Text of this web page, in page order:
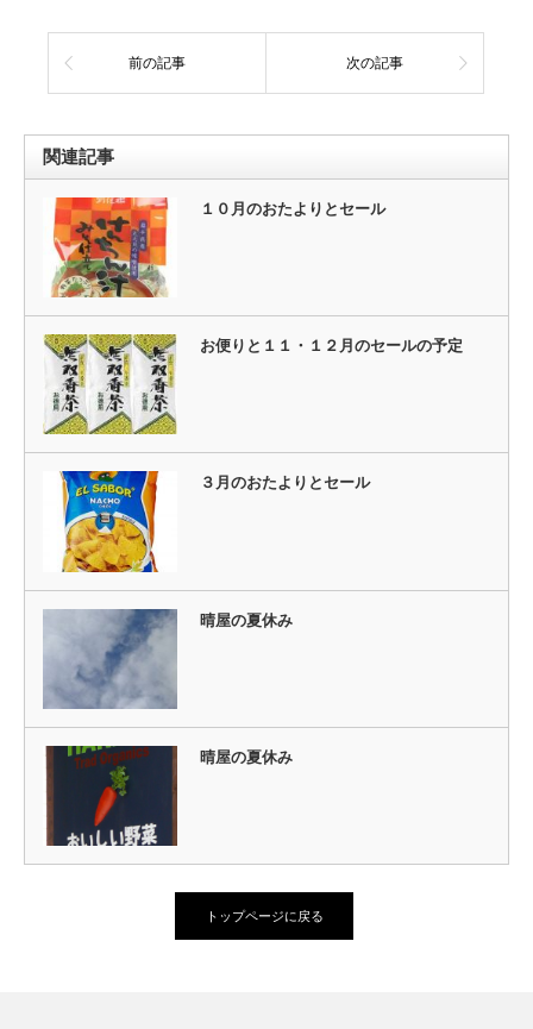
前の記事 次の記事
関連記事
１０月のおたよりとセール
お便りと１１・１２月のセールの予定
３月のおたよりとセール
晴屋の夏休み
晴屋の夏休み
トップページに戻る